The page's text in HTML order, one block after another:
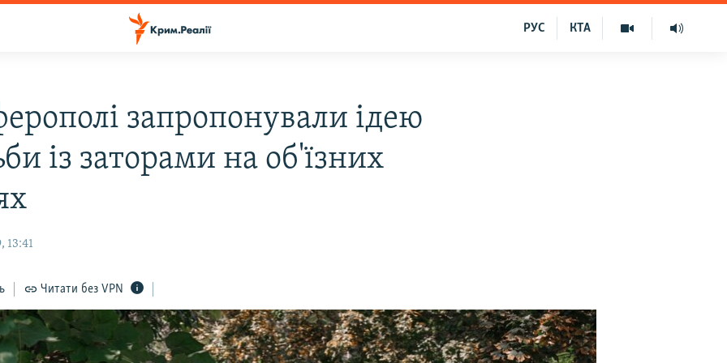
КТА
РУС
запропонували ідею
із заторами на об'їзних
13:41
Читати без VPN